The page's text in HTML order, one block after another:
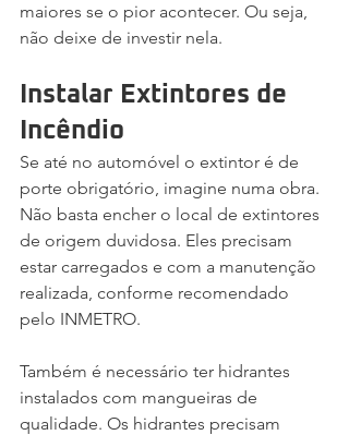
maiores se o pior acontecer. Ou seja,
não deixe de investir nela.
Instalar Extintores de
Incêndio
Se até no automóvel o extintor é de
porte obrigatório, imagine numa obra.
Não basta encher o local de extintores
de origem duvidosa. Eles precisam
estar carregados e com a manutenção
realizada, conforme recomendado
pelo INMETRO.
Também é necessário ter hidrantes
instalados com mangueiras de
qualidade. Os hidrantes precisam